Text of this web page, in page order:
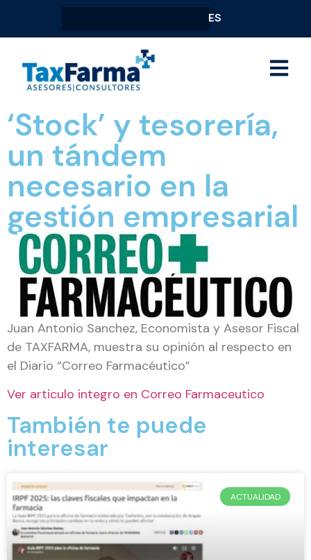
ES
‘Stock’ y tesorería,
un tándem
necesario en la
gestión empresarial
Juan Antonio Sanchez, Economista y Asesor Fiscal
de TAXFARMA, muestra su opinión al respecto en
el Diario “Correo Farmacéutico”
Ver articulo integro en Correo Farmaceutico
También te puede
interesar
ACTUALIDAD